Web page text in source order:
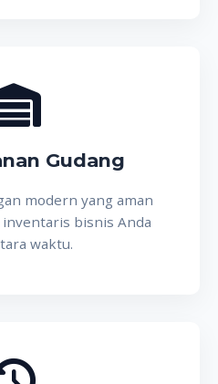
Gudang
modern yang aman
bisnis Anda
waktu.